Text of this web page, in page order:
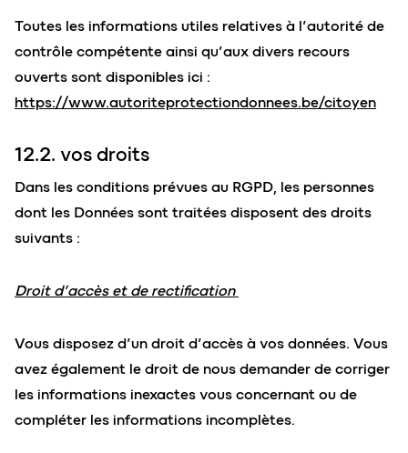
Toutes les informations utiles relatives à l’autorité de
contrôle compétente ainsi qu’aux divers recours
ouverts sont disponibles ici :
https://www.autoriteprotectiondonnees.be/citoyen
12.2. vos droits
Dans les conditions prévues au RGPD, les personnes
dont les Données sont traitées disposent des droits
suivants :
Droit d’accès et de rectification
Vous disposez d’un droit d’accès à vos données. Vous
avez également le droit de nous demander de corriger
les informations inexactes vous concernant ou de
compléter les informations incomplètes.